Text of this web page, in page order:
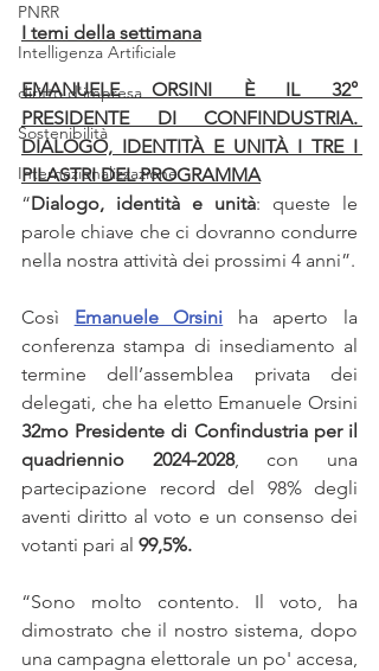
PNRR
Intelligenza Artificiale
diritto d'impresa
Sostenibilità
Internazionalizzazione
I temi della settimana
EMANUELE ORSINI È IL 32°
PRESIDENTE DI CONFINDUSTRIA.
DIALOGO, IDENTITÀ E UNITÀ I TRE I
PILASTRI DEL PROGRAMMA
“Dialogo, identità e unità: queste le
parole chiave che ci dovranno condurre
Così Emanuele Orsini ha aperto la
conferenza stampa di insediamento al
termine dell’assemblea privata dei
32mo Presidente di Confindustria per il
quadriennio 2024-2028, con una
partecipazione record del 98% degli
aventi diritto al voto e un consenso dei
votanti pari al 99,5%.
“Sono molto contento. Il voto, ha
dimostrato che il nostro sistema, dopo
una campagna elettorale un po' accesa,